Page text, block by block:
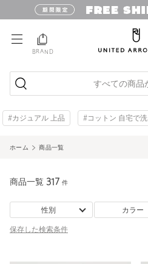
BRAND
すべての商品
#カジュアル 上品 #コットン 自宅で
ホーム 商品一覧
商品一覧 317 件
性別 カラー
保存した検索条件